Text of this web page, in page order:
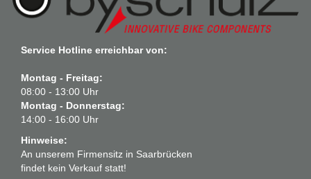
Service Hotline erreichbar von:
Montag - Freitag:
08:00 - 13:00 Uhr
Montag - Donnerstag:
14:00 - 16:00 Uhr
Hinweise:
An unserem Firmensitz in Saarbrücken
findet kein Verkauf statt!